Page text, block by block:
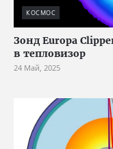
КОСМОС
Зонд Europa
в тепловизор
24 Май, 2025